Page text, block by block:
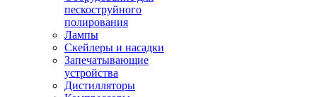
пескоструйного
полирования
Лампы
Скейлеры и насадки
Запечатывающие
устройства
Дистилляторы